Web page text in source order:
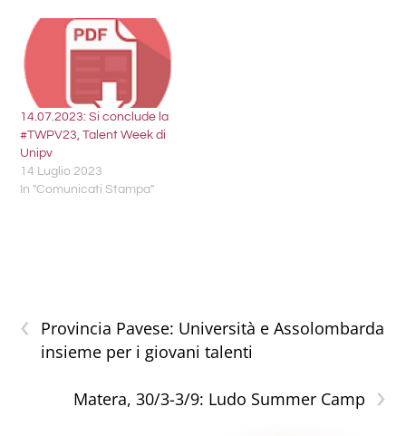
14.07.2023: Si conclude la
#TWPV23, Talent Week di
Unipv
14 Luglio 2023
In "Comunicati Stampa"
‹
Provincia Pavese: Università e Assolombarda
insieme per i giovani talenti
›
Matera, 30/3-3/9: Ludo Summer Camp